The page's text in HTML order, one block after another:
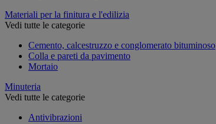
Materiali per la finitura e l'edilizia
Vedi tutte le categorie
Cemento, calcestruzzo e conglomerato bituminoso
Colla e pareti da pavimento
Mortaio
Minuteria
Vedi tutte le categorie
Antivibrazioni